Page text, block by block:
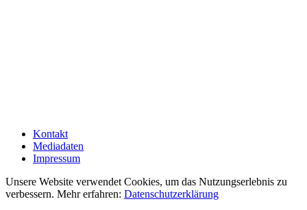
Kontakt
Mediadaten
Impressum
Unsere Website verwendet Cookies, um das Nutzungserlebnis zu
verbessern. Mehr erfahren: Datenschutzerklärung